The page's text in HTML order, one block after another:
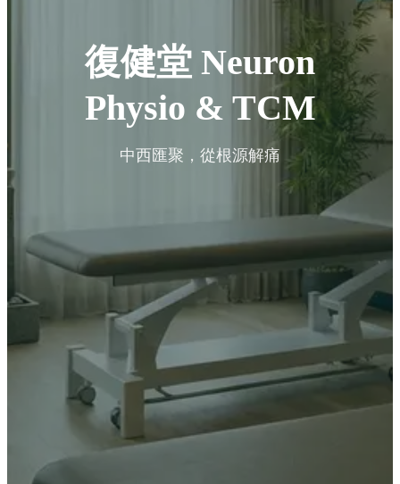
復健堂 Neuron
Physio & TCM
中西匯聚，從根源解痛